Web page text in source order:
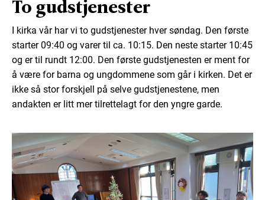
To gudstjenester
I kirka vår har vi to gudstjenester hver søndag. Den første
starter 09:40 og varer til ca. 10:15. Den neste starter 10:45
og er til rundt 12:00. Den første gudstjenesten er ment for
å være for barna og ungdommene som går i kirken. Det er
ikke så stor forskjell på selve gudstjenestene, men
andakten er litt mer tilrettelagt for den yngre garde.